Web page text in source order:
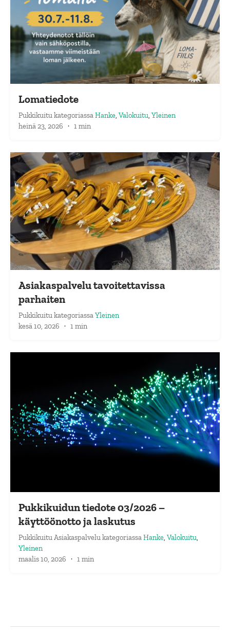
Lomatiedote
Pukkikuitu kategoriassa Hanke Valokuitu Yleinen
heinä 23, 2026 · 1 min
Asiakaspalvelu tavoitettavissa
parhaiten
PukkikuitukategoriassaYleinen
kesä 10, 2026 · 1 min
Pukkikuidun tiedote 03/2026 –
käyttöönotto ja laskutus
Pukkikuitu AsiakaspalvelukategoriassaHanke, Valokuitu,
Yleinen
maalis 10, 2026 · 1 min